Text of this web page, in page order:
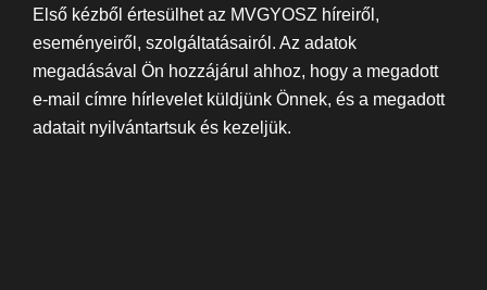
Első kézből értesülhet az MVGYOSZ híreiről,
eseményeiről, szolgáltatásairól. Az adatok
megadásával Ön hozzájárul ahhoz, hogy a megadott
e-mail címre hírlevelet küldjünk Önnek, és a megadott
adatait nyilvántartsuk és kezeljük.